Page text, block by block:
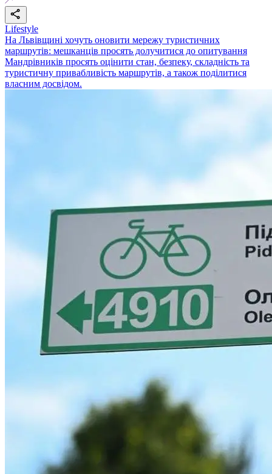
Lifestyle
На Львівщині хочуть оновити мережу туристичних
маршрутів: мешканців просять долучитися до опитування
Мандрівників просять оцінити стан, безпеку, складність та
туристичну привабливість маршрутів, а також поділитися
власним досвідом.